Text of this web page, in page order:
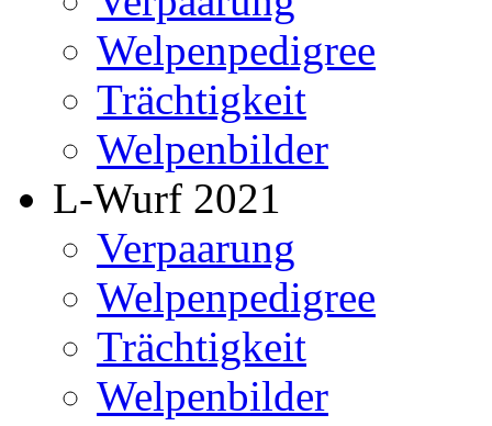
Welpenpedigree
Trächtigkeit
Welpenbilder
L-Wurf 2021
Verpaarung
Welpenpedigree
Trächtigkeit
Welpenbilder